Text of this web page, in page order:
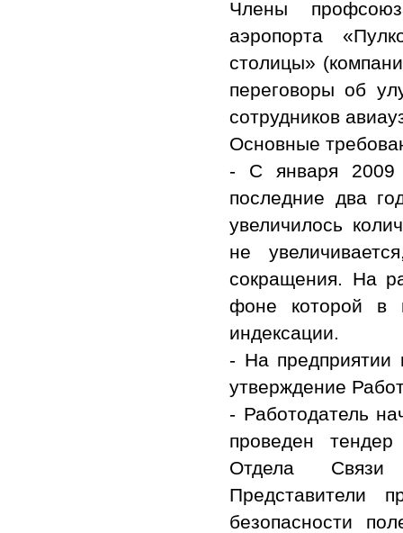
Члены
аэропорта
столицы»
переговоры об
сотрудников
Основные
- С января 2009
последние два
увеличилось
не
сокращения. На
фоне которой в
индексации.
- На предприятии
утверждение
- Работодатель
проведен
Отдела Связи
Представители
безопасности